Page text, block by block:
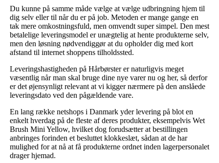
Du kunne på samme måde vælge at vælge udbringning hjem til
dig selv eller til når du er på job. Metoden er mange gange en
tak mere omkostningsfuld, men omvendt super simpel. Den mest
betalelige leveringsmodel er unægtelig at hente produkterne selv,
men den løsning nødvendiggør at du opholder dig med kort
afstand til internet shoppens tilholdssted.
Leveringshastigheden på Hårbørster er naturligvis meget
væsentlig når man skal bruge dine nye varer nu og her, så derfor
er det øjensynligt relevant at vi kigger nærmere på den anslåede
leveringsdato ved den pågældende vare.
En lang række netshops i Danmark yder levering på blot en
enkelt hverdag på de fleste af deres produkter, eksempelvis Wet
Brush Mini Yellow, hvilket dog forudsætter at bestillingen
anbringes forinden et besluttet klokkeslæt, sådan at de har
mulighed for at nå at få produkterne ordnet inden lagerpersonalet
drager hjemad.